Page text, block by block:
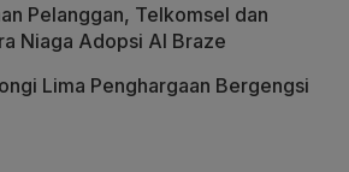
Pelanggan, Telkomsel dan
Niaga Adopsi AI Braze
Lima Penghargaan Bergengsi